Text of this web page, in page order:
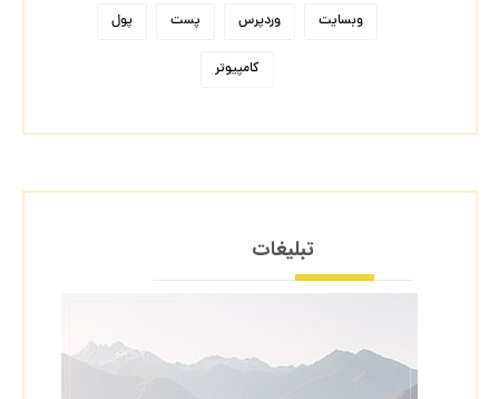
وبسایت وردپرس پست پول
کامپیوتر
تبلیغات